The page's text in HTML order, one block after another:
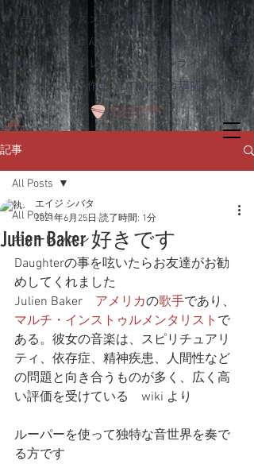
リモートレッスン可！熊本市のギター教室 ゆ
めタウンはませんすぐ近く｜Dagocomfy 音楽
教室 ボイストレーニング オンラインレッス
ン、ウクレレ、作曲、DTMをプロ講師から学ぶ
記事
All Posts
ギターレッスン
All Posts
Julien Baker 好きです
エイジ シバタ
2021年6月25日 読了時間: 1分
Daughterの事を呟いたらお友達がお勧
めしてくれました
Julien Baker アメリカの歌手であり、
マルチ・インストゥルメンタリスト で
ある。彼女の音楽は、スピリチュアリ
ティ、依存症、精神疾患、人間性など
の問題と向き合うものが多く、広く高
い評価を受けている　wiki より
ルーパーを使って独特な音世界を奏で
る方です